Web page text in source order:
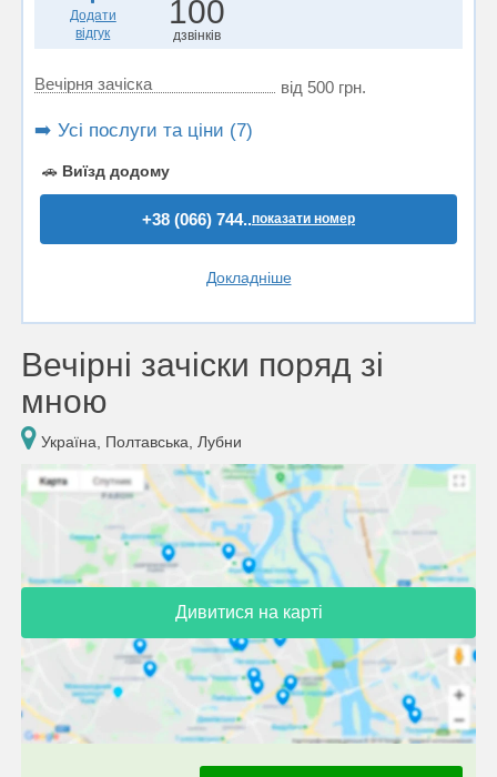
Додати
відгук
100
дзвінків
Вечірня зачіска від 500 грн.
➡️ Усі послуги та ціни (7)
🚗 Виїзд додому
+38 (066) 744..показати номер
Докладніше
Вечірні зачіски поряд зі
мною
Україна, Полтавська, Лубни
Дивитися на карті